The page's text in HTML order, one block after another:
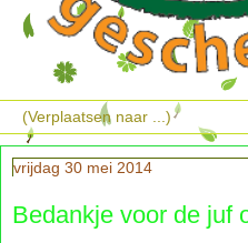
vrijdag 30 mei 2014
Bedankje voor de juf